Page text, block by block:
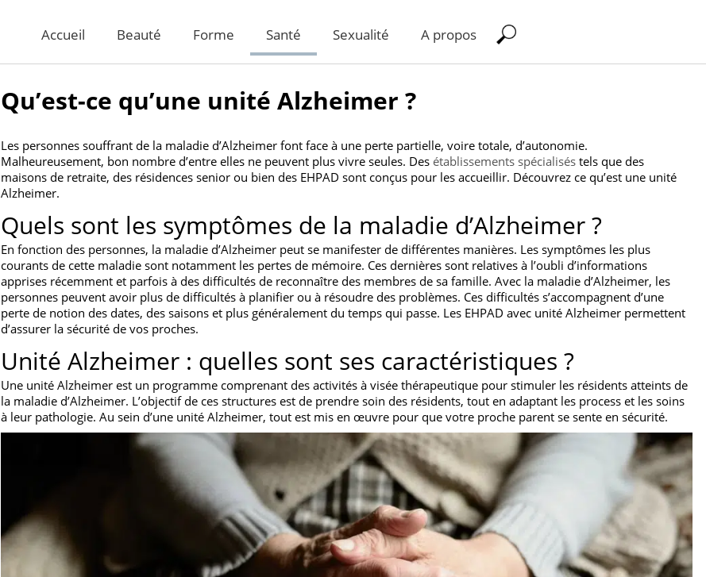
Accueil Beauté Forme Santé Sexualité A propos
Qu’est-ce qu’une unité Alzheimer ?
Les personnes souffrant de la maladie d’Alzheimer font face à une perte partielle, voire totale, d’autonomie.
Malheureusement, bon nombre d’entre elles ne peuvent plus vivre seules. Des établissements spécialiséstels que des
maisons de retraite, des résidences senior ou bien des EHPAD sont conçus pour les accueillir. Découvrez ce qu’est une unité
Alzheimer.
Quels sont les symptômes de la maladie d’Alzheimer ?
En fonction des personnes, la maladie d’Alzheimer peut se manifester de différentes manières. Les symptômes les plus
courants de cette maladie sont notamment les pertes de mémoire. Ces dernières sont relatives à l’oubli d’informations
apprises récemment et parfois à des difficultés de reconnaître des membres de sa famille. Avec la maladie d’Alzheimer, les
personnes peuvent avoir plus de difficultés à planifier ou à résoudre des problèmes. Ces difficultés s’accompagnent d’une
perte de notion des dates, des saisons et plus généralement du temps qui passe. Les EHPAD avec unité Alzheimer permettent
d’assurer la sécurité de vos proches.
Unité Alzheimer : quelles sont ses caractéristiques ?
Une unité Alzheimer est un programme comprenant des activités à visée thérapeutique pour stimuler les résidents atteints de
la maladie d’Alzheimer. L’objectif de ces structures est de prendre soin des résidents, tout en adaptant les process et les soins
à leur pathologie. Au sein d’une unité Alzheimer, tout est mis en œuvre pour que votre proche parent se sente en sécurité.